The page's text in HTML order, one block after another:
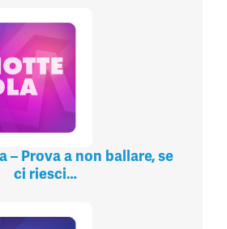
– Prova a non ballare, se
ci riesci…